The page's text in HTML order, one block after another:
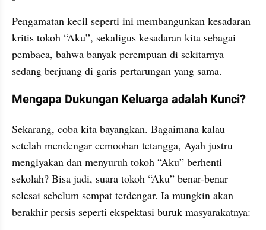
Pengamatan kecil seperti ini membangunkan kesadaran
kritis tokoh “Aku”, sekaligus kesadaran kita sebagai
pembaca, bahwa banyak perempuan di sekitarnya
sedang berjuang di garis pertarungan yang sama.
Mengapa Dukungan Keluarga adalah Kunci?
Sekarang, coba kita bayangkan. Bagaimana kalau
setelah mendengar cemoohan tetangga, Ayah justru
mengiyakan dan menyuruh tokoh “Aku” berhenti
sekolah? Bisa jadi, suara tokoh “Aku” benar-benar
selesai sebelum sempat terdengar. Ia mungkin akan
berakhir persis seperti ekspektasi buruk masyarakatnya: